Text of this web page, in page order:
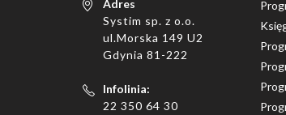
Adres
Systim sp. z o.o.
ul.Morska 149 U2
Gdynia 81-222
Infolinia:
22 350 64 30